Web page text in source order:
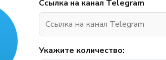
Ссылка на канал Telegram
Укажите количество: